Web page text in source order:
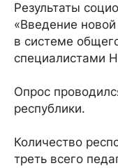
Результаты
«Введение
в системе
специалистами
Опрос
республики.
Количество
треть всего